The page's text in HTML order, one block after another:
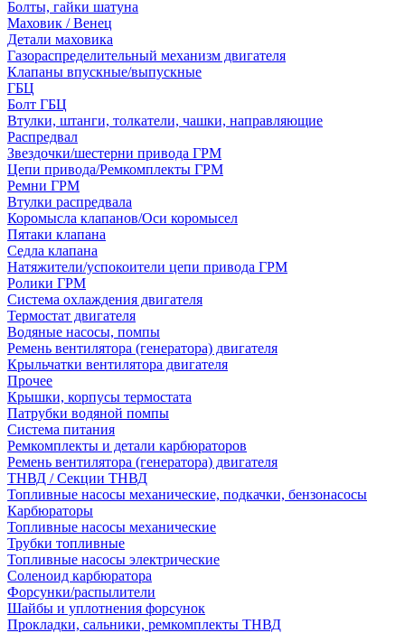
Болты, гайки шатуна
Маховик / Венец
Детали маховика
Газораспределительный механизм двигателя
Клапаны впускные/выпускные
ГБЦ
Болт ГБЦ
Втулки, штанги, толкатели, чашки, направляющие
Распредвал
Звездочки/шестерни привода ГРМ
Цепи привода/Ремкомплекты ГРМ
Ремни ГРМ
Втулки распредвала
Коромысла клапанов/Оси коромысел
Пятаки клапана
Седла клапана
Натяжители/успокоители цепи привода ГРМ
Ролики ГРМ
Система охлаждения двигателя
Термостат двигателя
Водяные насосы, помпы
Ремень вентилятора (генератора) двигателя
Крыльчатки вентилятора двигателя
Прочее
Крышки, корпусы термостата
Патрубки водяной помпы
Система питания
Ремкомплекты и детали карбюраторов
Ремень вентилятора (генератора) двигателя
ТНВД / Секции ТНВД
Топливные насосы механические, подкачки, бензонасосы
Карбюраторы
Топливные насосы механические
Трубки топливные
Топливные насосы электрические
Соленоид карбюратора
Форсунки/распылители
Шайбы и уплотнения форсунок
Прокладки, сальники, ремкомплекты ТНВД